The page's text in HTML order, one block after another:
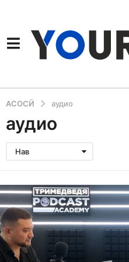
АСОСӢ аудио
аудио
Нав